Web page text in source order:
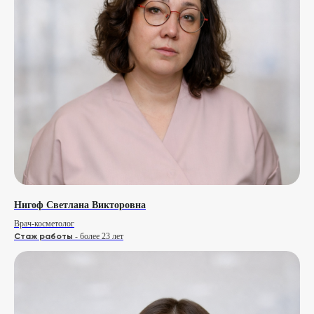
Нигоф Светлана Викторовна
Врач-косметолог
Стаж работы - более 23 лет
Нижний Новгород
+7 (958) 578 87 29
info@clinica-nn.ru
ул. М. Горького д.77 (ЖК Изумрудный Замок, вход с ул. Студеная)
Услуги оказывает ООО "Промо",
лицензия №Л041-01164-52/00304371
Сделано с любовью: Movery.Agency
ПН-ПТ с 9 до 21 | СБ с 10 до 20
Адрес клиники: